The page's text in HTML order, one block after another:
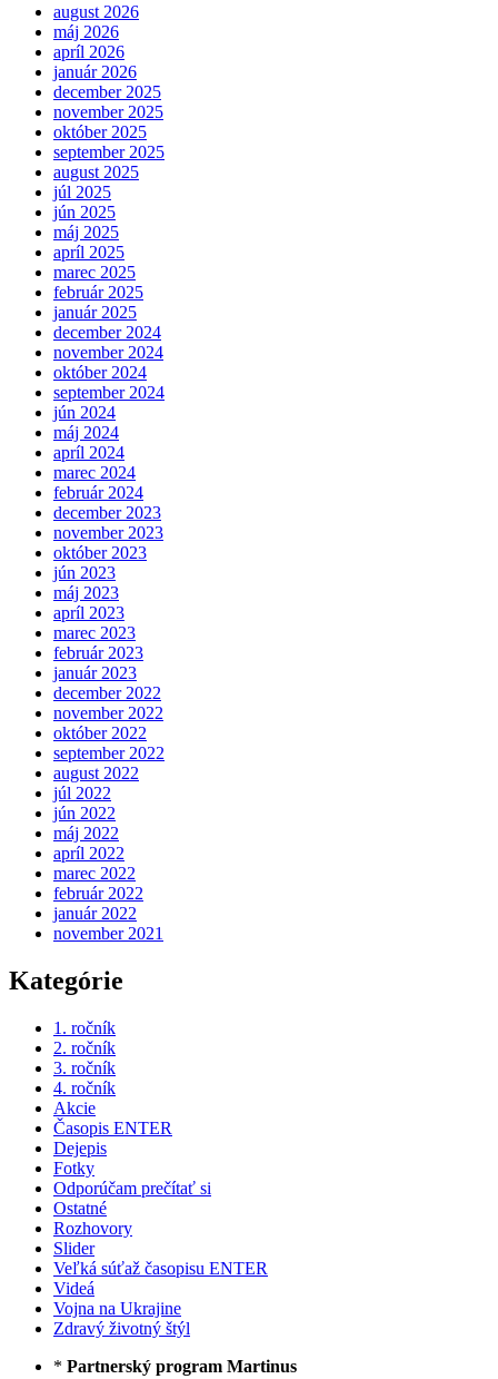
august 2026
máj 2026
apríl 2026
január 2026
december 2025
november 2025
október 2025
september 2025
august 2025
júl 2025
jún 2025
máj 2025
apríl 2025
marec 2025
február 2025
január 2025
december 2024
november 2024
október 2024
september 2024
jún 2024
máj 2024
apríl 2024
marec 2024
február 2024
december 2023
november 2023
október 2023
jún 2023
máj 2023
apríl 2023
marec 2023
február 2023
január 2023
december 2022
november 2022
október 2022
september 2022
august 2022
júl 2022
jún 2022
máj 2022
apríl 2022
marec 2022
február 2022
január 2022
november 2021
Kategórie
1. ročník
2. ročník
3. ročník
4. ročník
Akcie
Časopis ENTER
Dejepis
Fotky
Odporúčam prečítať si
Ostatné
Rozhovory
Slider
Veľká súťaž časopisu ENTER
Videá
Vojna na Ukrajine
Zdravý životný štýl
* Partnerský program Martinus